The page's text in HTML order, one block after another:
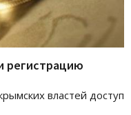
регистрацию
властей доступ